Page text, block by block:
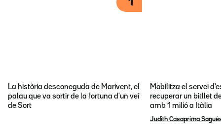
1
La història desconeguda de Marivent, el
palau que va sortir de la fortuna d'un veí
de Sort
Mobilitza el servei
recuperar un bitllet
amb 1 milió a Itàlia
Judith Casaprima